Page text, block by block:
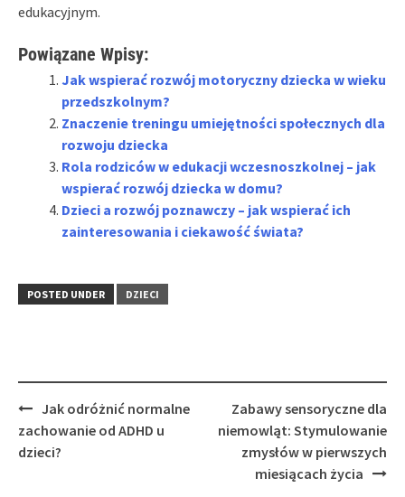
edukacyjnym.
Powiązane Wpisy:
Jak wspierać rozwój motoryczny dziecka w wieku
przedszkolnym?
Znaczenie treningu umiejętności społecznych dla
rozwoju dziecka
Rola rodziców w edukacji wczesnoszkolnej – jak
wspierać rozwój dziecka w domu?
Dzieci a rozwój poznawczy – jak wspierać ich
zainteresowania i ciekawość świata?
POSTED UNDER DZIECI
Post
navigation
Jak odróżnić normalne
zachowanie od ADHD u
dzieci?
Zabawy sensoryczne dla
niemowląt: Stymulowanie
zmysłów w pierwszych
miesiącach życia